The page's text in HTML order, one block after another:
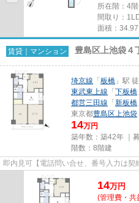
所在階：4階
間取り：
面積：34.97
賃貸｜マンション 豊島区上池袋４
埼京線 「 板橋 」駅
東武東上線 「 下板橋
都営三田線 「 新板橋
東京都豊島区上池袋
14万円
築年数：築42年 ｜
階数：8階建
即内見可【電話問い合せ、番号入力は契
14万円
(管理費・共